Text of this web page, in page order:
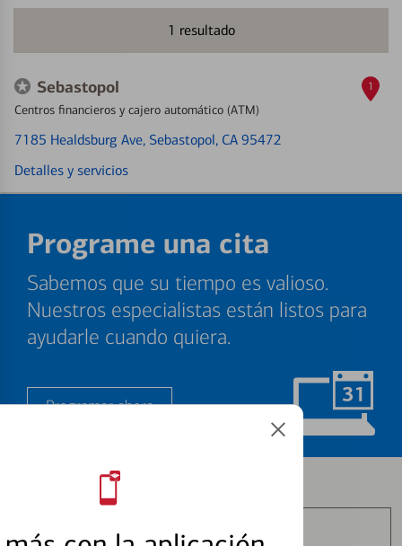
1 resultado
Sebastopol
Centros financieros y cajero automático (ATM)
7185 Healdsburg Ave, Sebastopol, CA 95472
Detalles y servicios
1
Programe una cita
Sabemos que su tiempo es valioso.
Nuestros especialistas están listos para
ayudarle cuando quiera.
Programar ahora
Los productos de inversión y seguros: